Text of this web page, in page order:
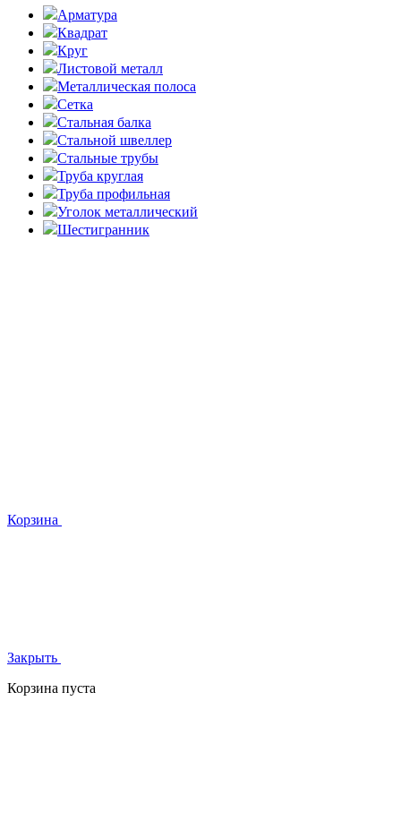
Арматура
Квадрат
Круг
Листовой металл
Металлическая полоса
Сетка
Стальная балка
Стальной швеллер
Стальные трубы
Труба круглая
Труба профильная
Уголок металлический
Шестигранник
Корзина
Закрыть
Корзина пуста